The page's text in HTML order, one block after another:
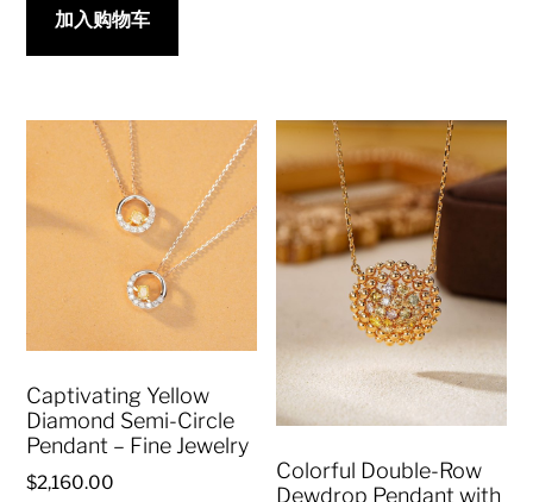
加入购物车
Captivating Yellow
Diamond Semi-Circle
Pendant – Fine Jewelry
$2,160.00
Colorful Double-Row
Dewdrop Pendant with